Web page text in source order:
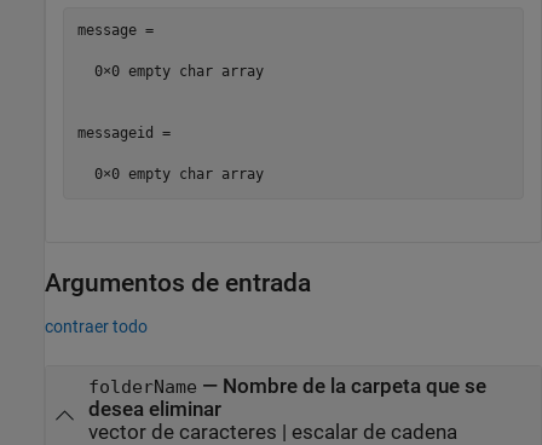
message =
  0×0 empty char array
messageid =
  0×0 empty char array
Argumentos de entrada
contraer todo
folderName — Nombre de la carpeta que se
desea eliminar
vector de caracteres | escalar de cadena